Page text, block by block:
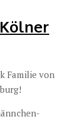
Familie von